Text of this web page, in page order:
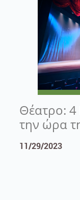
Θέατρο: 4
την ώρα
11/29/2023